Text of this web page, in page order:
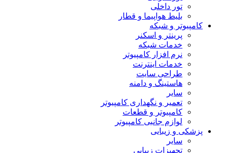
تور داخلی
بلیط هواپیما و قطار
کامپیوتر و شبکه
پرینتر و اسکنر
خدمات شبکه
نرم افزار کامپیوتر
خدمات اینترنت
طراحی سایت
هاستینگ و دامنه
سایر
تعمیر و نگهداری کامپیوتر
کامپیوتر و قطعات
لوازم جانبی کامپیوتر
پزشکی و زیبایی
سایر
تجهیزات زیبایی